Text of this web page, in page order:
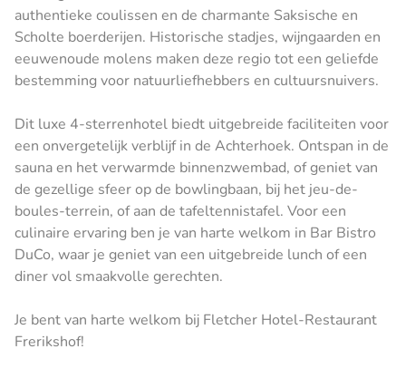
authentieke coulissen en de charmante Saksische en
Scholte boerderijen. Historische stadjes, wijngaarden en
eeuwenoude molens maken deze regio tot een geliefde
bestemming voor natuurliefhebbers en cultuursnuivers.
Dit luxe 4-sterrenhotel biedt uitgebreide faciliteiten voor
een onvergetelijk verblijf in de Achterhoek. Ontspan in de
sauna en het verwarmde binnenzwembad, of geniet van
de gezellige sfeer op de bowlingbaan, bij het jeu-de-
boules-terrein, of aan de tafeltennistafel. Voor een
culinaire ervaring ben je van harte welkom in Bar Bistro
DuCo, waar je geniet van een uitgebreide lunch of een
diner vol smaakvolle gerechten.
Je bent van harte welkom bij Fletcher Hotel-Restaurant
Frerikshof!